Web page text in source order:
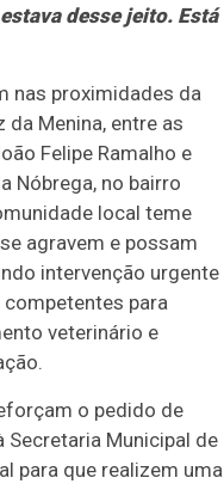
desse jeito. Está
nas proximidades da
da Menina, entre as
Felipe Ramalho e
Nóbrega, no bairro
local teme
agravem e possam
intervenção urgente
para
veterinário e
o pedido de
Secretaria Municipal de
para que realizem uma